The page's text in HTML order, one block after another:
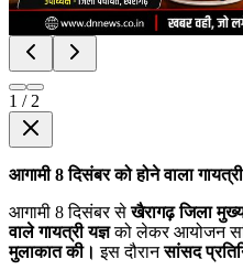
1 / 2
आगामी 8 दिसंबर को होने वाला
आगामी 8 दिसंबर सेखैरागढ़ जिला
वाले गायत्री यज्ञको लेकर आयोजन
मुलाकात की। इस दौरानसांसद